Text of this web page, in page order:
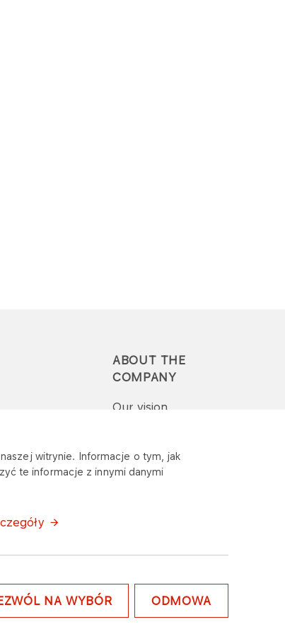
witrynie. Informacje o tym, jak
te informacje z innymi danymi
NA WYBÓR ODMOWA
ABOUT THE
COMPANY
Our vision
Report a question or